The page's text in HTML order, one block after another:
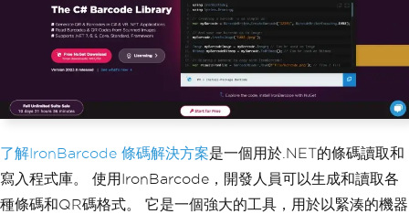
了解IronBarcode 條碼解決方案是一個用於.NET的條碼讀取和
寫入程式庫。 使用IronBarcode，開發人員可以生成和讀取各
種條碼和QR碼格式。 它是一個強大的工具，用於以緊湊的機器